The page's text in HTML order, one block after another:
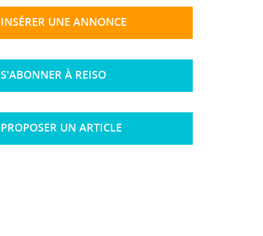
INSÉRER UNE ANNONCE
S'ABONNER À REISO
PROPOSER UN ARTICLE